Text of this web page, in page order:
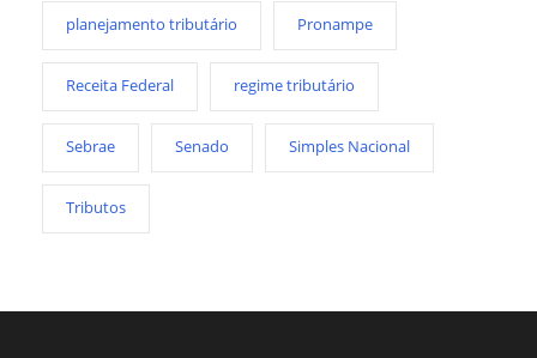
planejamento tributário Pronampe
Receita Federal regime tributário
Sebrae Senado Simples Nacional
Tributos